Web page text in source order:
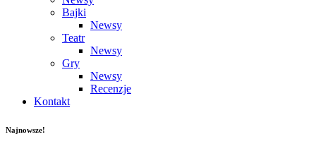
Bajki
Newsy
Teatr
Newsy
Gry
Newsy
Recenzje
Kontakt
Najnowsze!